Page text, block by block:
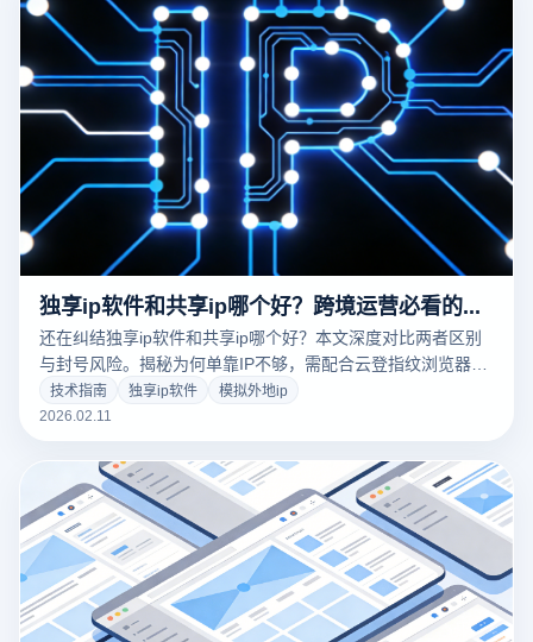
独享ip软件和共享ip哪个好？跨境运营必看的防关联避坑指南
还在纠结独享ip软件和共享ip哪个好？本文深度对比两者区别
与封号风险。揭秘为何单靠IP不够，需配合云登指纹浏览器打
造独立环境，才能实现真正防关联。点击查看避坑指南！
技术指南 独享ip软件
模拟外地ip
2026.02.11